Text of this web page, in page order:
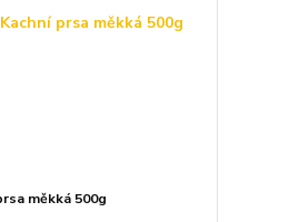
měkká 500g